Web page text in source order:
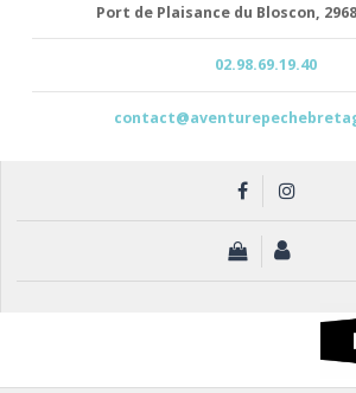
Port de Plaisance du Bloscon,
02.98.69.19.40